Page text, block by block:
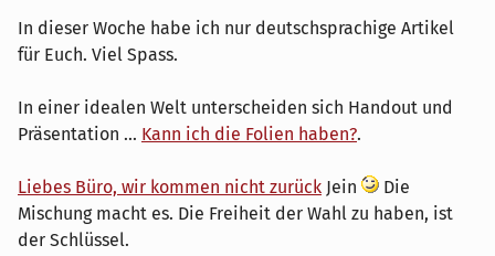
In dieser Woche habe ich nur deutschsprachige Artikel
für Euch. Viel Spass.
In einer idealen Welt unterscheiden sich Handout und
Präsentation ... Kann ich die Folien haben?.
Liebes Büro, wir kommen nicht zurück Jein
Die
Mischung macht es. Die Freiheit der Wahl zu haben, ist
der Schlüssel.